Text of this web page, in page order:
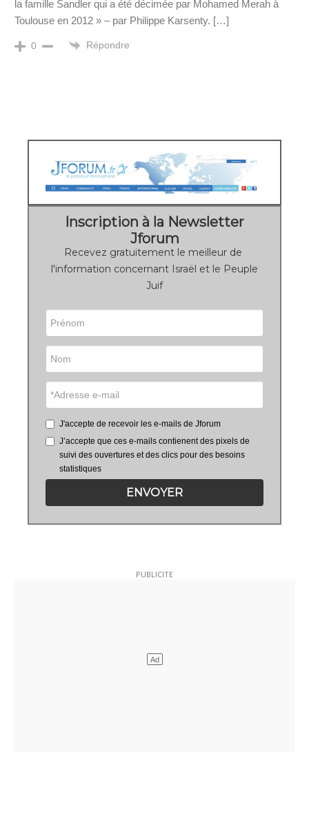
la famille Sandler qui a été décimée par Mohamed Merah à
Toulouse en 2012 » – par Philippe Karsenty. […]
0 Répondre
Inscription à la Newsletter
Jforum
Recevez gratuitement le meilleur de
l'information concernant Israël et le Peuple
Juif
J'accepte de recevoir les e-mails de Jforum
J’accepte que ces e-mails contienent des pixels de
suivi des ouvertures et des clics pour des besoins
statistiques
ENVOYER